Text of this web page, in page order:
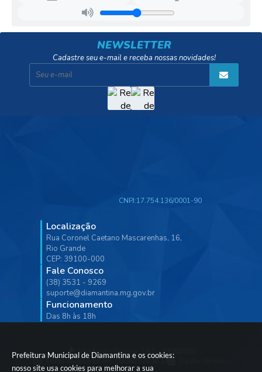
Prefeitura Municipal de Diamantina e os cookies:
nosso site usa cookies para melhorar a sua
NEWSLETTER
Cadastre seu e-mail e receba nossas novidades!
Localização
Rua Coronel Caetano Mascarenhas, 16,
Rio Grande
CEP: 39100-000
Fale Conosco
(38) 3531 - 9269
suporte@diamantina.mg.gov.br
Funcionamento
Das 8h às 18h
CNPJ:17.754.136/0001-90
Versão do Sistema:
3.5.3 - 19/06/2026
Portal atualizado em:06/08/2026 16:14